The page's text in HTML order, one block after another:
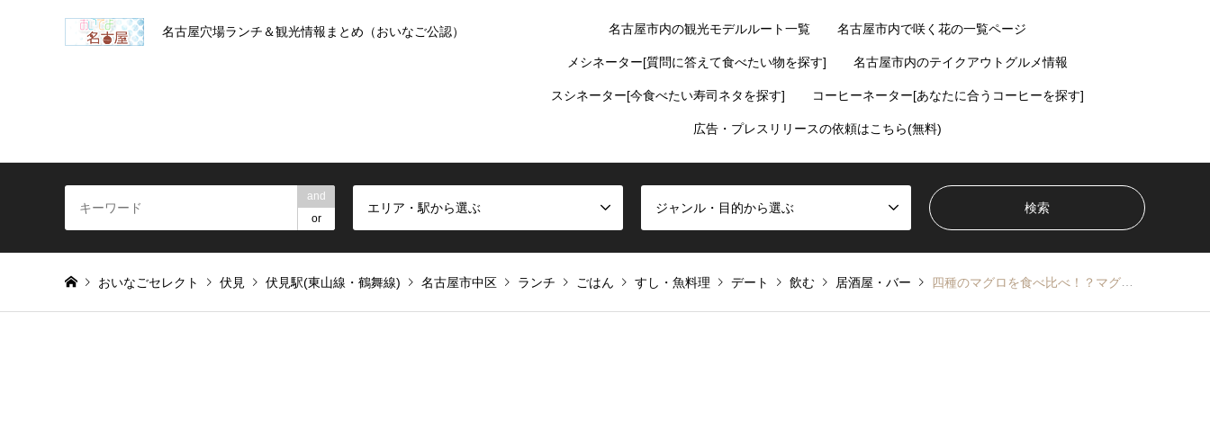
名古屋穴場ランチ＆観光情報まとめ（おいなご公認） 名古屋市内の観光モデルルート一覧 名古屋市内で咲く花の一覧ページ
メシネーター[質問に答えて食べたい物を探す] 名古屋市内のテイクアウトグルメ情報
スシネーター[今食べたい寿司ネタを探す] コーヒーネーター[あなたに合うコーヒーを探す]
広告・プレスリリースの依頼はこちら(無料)
and
or
エリア・駅から選ぶ ジャンル・目的から選ぶ
おいなごセレクト 伏見 伏見駅(東山線・鶴舞線) 名古屋市中区 ランチ ごはん すし・魚料理 デート 飲む 居酒屋・バー 四種のマグロを食べ比べ！？マグロンキッチン【伏見】